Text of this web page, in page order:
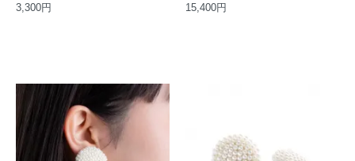
3,300円 15,400円